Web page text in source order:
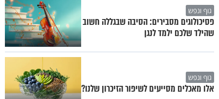
גוף ונפש
פסיכולוגים מסבירים: הסיבה שבגללה חשוב
שהילד שלכם ילמד לנגן
גוף ונפש
אלו מאכלים מסייעים לשיפור הזיכרון שלנו?